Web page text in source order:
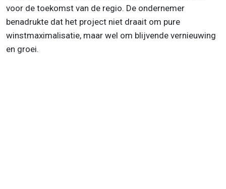
voor de toekomst van de regio. De ondernemer
benadrukte dat het project niet draait om pure
winstmaximalisatie, maar wel om blijvende vernieuwing
en groei.